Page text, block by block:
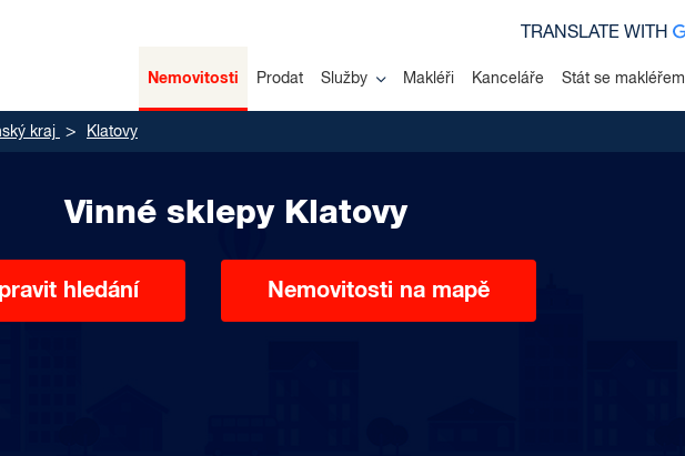
Nemovitosti Prodat Služby Makléři Kanceláře Stát se makléřem
TRANSLATE WITH
kraj Klatovy
Vinné sklepy Klatovy
hledání Nemovitosti na mapě